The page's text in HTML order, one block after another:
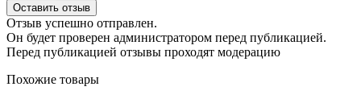
Оставить отзыв
Отзыв успешно отправлен.
Он будет проверен администратором перед публикацией.
Перед публикацией отзывы проходят модерацию
Похожие товары